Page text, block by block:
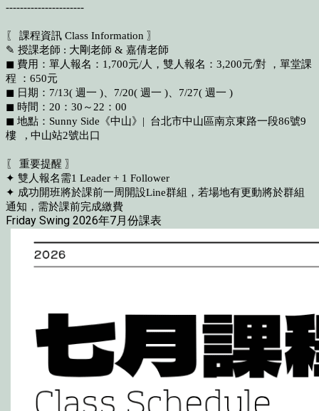
----------------------
〖 課程資訊 Class Information 〗
✎ 授課老師 : 大剛老師 & 嘉倩老師
◼︎ 費用：單人報名：1,700元/人，雙人報名：3,200元/對 ，單堂課
程 ：650元
◼︎ 日期：7/13( 週一 )、7/20( 週一 )、7/27( 週一 )
◼︎ 時間：20：30～22：00
◼︎ 地點：Sunny Side《中山》| 台北市中山區南京東路一段86號9
樓 , 中山站2號出口
〖 重要提醒 〗
✦ 雙人報名需1 Leader + 1 Follower
✦ 成功開班將於課前一周開設Line群組，若場地有更動將於群組
通知，需於課前完成繳費
Friday Swing 2026年7月份課表